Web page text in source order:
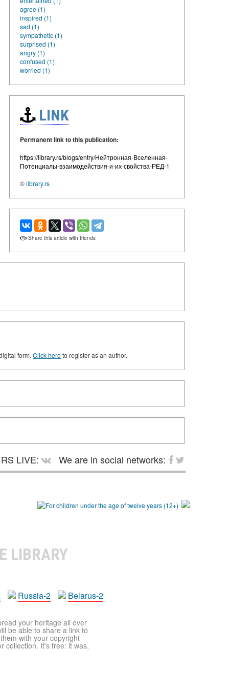
agree (1)
inspired (1)
sad (1)
sympathetic (1)
surprised (1)
angry (1)
confused (1)
worried (1)
LINK
Permanent link to this publication:
https://library.rs/blogs/entry/Нейтронная-Вселенная-
Потенциалы-взаимодействия-и-их-свойства-РЕД-1
©library.rs
Share this article with friends
form. Click hereto register as an author.
LIVE: We are in social networks:
LIBRARY
Russia-2 Belarus-2
your heritage all over
be able to share a link to
with your copyright
collection. It's free: it was,